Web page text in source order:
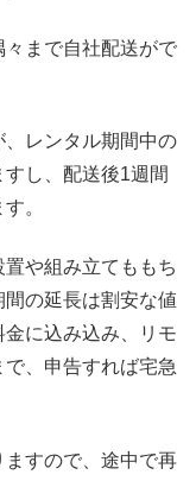
々まで自社配送がで
レンタル期間中の
し、配送後1週間
。
や組み立てももち
の延長は割安な値
に込み込み、リモ
、申告すれば宅急
すので、途中で再